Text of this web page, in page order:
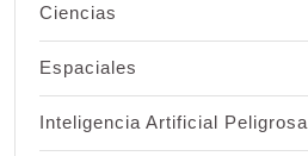
Ciencias
Espaciales
Inteligencia Artificial Peligrosa